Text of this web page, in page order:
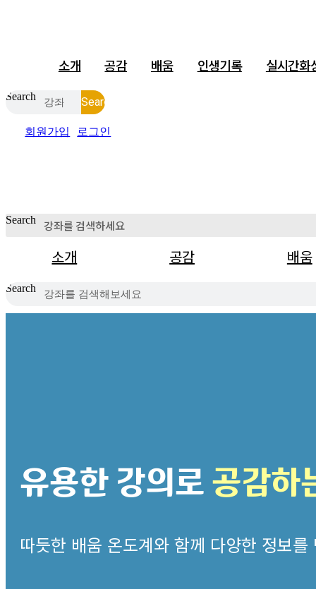
소개 공감 배움 인생기록 실시간화
Search Search
회원가입 로그인
Search
소개 공감 배움
Search
유용한 강의로 공감하
따듯한 배움 온도계와 함께 다양한 정보를